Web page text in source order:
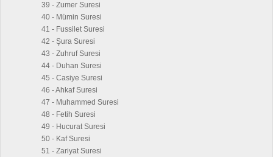
39 - Zumer Suresi
40 - Mümin Suresi
41 - Fussilet Suresi
42 - Şura Suresi
43 - Zuhruf Suresi
44 - Duhan Suresi
45 - Casiye Suresi
46 - Ahkaf Suresi
47 - Muhammed Suresi
48 - Fetih Suresi
49 - Hucurat Suresi
50 - Kaf Suresi
51 - Zariyat Suresi